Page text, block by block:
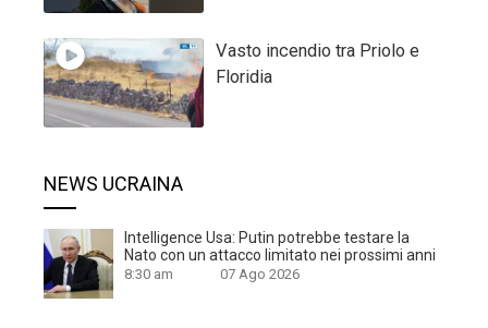
Vasto incendio tra Priolo e
Floridia
NEWS UCRAINA
Intelligence Usa: Putin potrebbe testare la
Nato con un attacco limitato nei prossimi anni
8:30 am 07 Ago 2026